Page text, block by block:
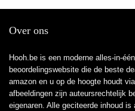
Over ons
Hooh.be is een moderne alles-in-
beoordelingswebsite die de beste
amazon en u op de hoogte houdt
afbeeldingen zijn auteursrechtelijk
eigenaren. Alle geciteerde inhoud